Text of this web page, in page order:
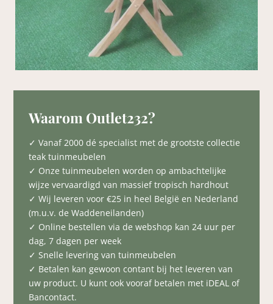
Waarom Outlet232?
✓ Vanaf 2000 dé specialist met de grootste collectie
teak tuinmeubelen
✓ Onze tuinmeubelen worden op ambachtelijke
wijze vervaardigd van massief tropisch hardhout
✓ Wij leveren voor €25 in heel België en Nederland
(m.u.v. de Waddeneilanden)
✓ Online bestellen via de webshop kan 24 uur per
dag, 7 dagen per week
✓ Snelle levering van tuinmeubelen
✓ Betalen kan gewoon contant bij het leveren van
uw product. U kunt ook vooraf betalen met iDEAL of
Bancontact.